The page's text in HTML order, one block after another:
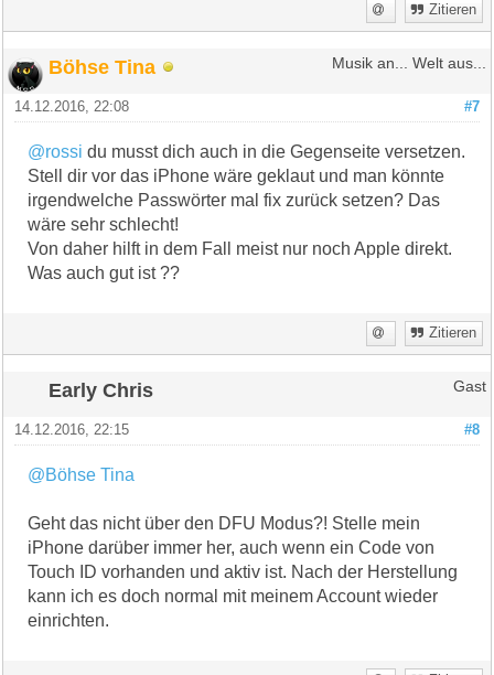
Zitieren
Böhse Tina Musik an... Welt aus...
#7
14.12.2016, 22:08
@rossi du musst dich auch in die Gegenseite versetzen.
Stell dir vor das iPhone wäre geklaut und man könnte
irgendwelche Passwörter mal fix zurück setzen? Das
wäre sehr schlecht!
Von daher hilft in dem Fall meist nur noch Apple direkt.
Was auch gut ist ??
Zitieren
Early Chris Gast
#8
14.12.2016, 22:15
@Böhse Tina
Geht das nicht über den DFU Modus?! Stelle mein
iPhone darüber immer her, auch wenn ein Code von
Touch ID vorhanden und aktiv ist. Nach der Herstellung
kann ich es doch normal mit meinem Account wieder
einrichten.